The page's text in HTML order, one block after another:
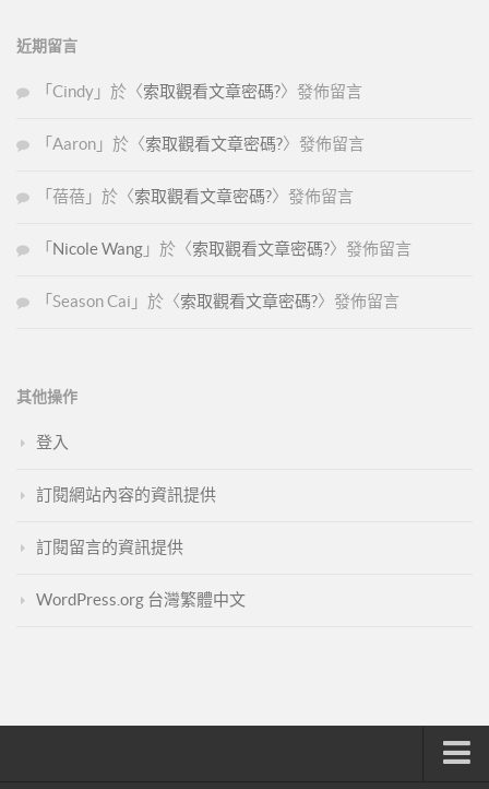
近期留言
「 Cindy 」於〈索取觀看文章密碼?〉發佈留言
「 Aaron 」於〈索取觀看文章密碼?〉發佈留言
「 蓓蓓 」於〈索取觀看文章密碼?〉發佈留言
「 Nicole Wang 」於〈索取觀看文章密碼?〉發佈留言
「 Season Cai 」於〈索取觀看文章密碼?〉發佈留言
其他操作
登入
訂閱網站內容的資訊提供
訂閱留言的資訊提供
WordPress.org 台灣繁體中文